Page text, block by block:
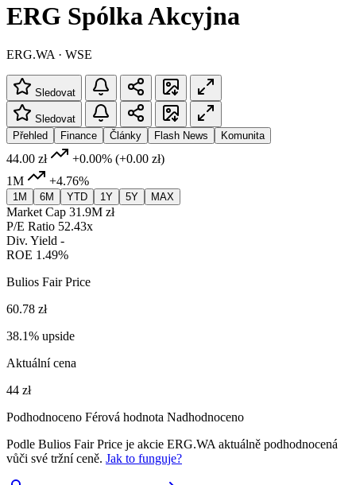
ERG Spólka Akcyjna
ERG.WA · WSE
Sledovat
Sledovat
Přehled
Finance Články Flash News Komunita
44.00 zł +0.00% (+0.00 zł)
1M
+4.76%
1M 6M YTD 1Y 5Y MAX
Market Cap 31.9M zł
P/E Ratio 52.43x
Div. Yield -
ROE 1.49%
Bulios Fair Price
60.78 zł
38.1% upside
Aktuální cena
44 zł
Podhodnoceno Férová hodnota Nadhodnoceno
Podle Bulios Fair Price je akcie ERG.WA aktuálně podhodnocená
vůči své tržní ceně. Jak to funguje?